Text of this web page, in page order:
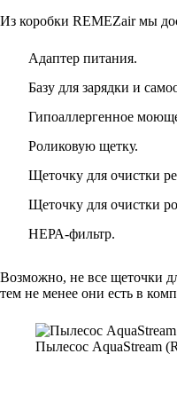
Из коробки REMEZair мы
Адаптер питания.
Базу для зарядки и
Гипоаллергенное
Роликовую щетку.
Щеточку для очистки
Щеточку для очистки
НЕРА-фильтр.
Возможно, не все щеточки
тем не менее они есть в
Пылесос AquaStream